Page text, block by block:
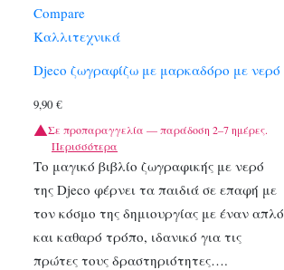
Compare
Καλλιτεχνικά
Djeco ζωγραφίζω με μαρκαδόρο με νερό
9,90 €
Σε προπαραγγελία — παράδοση 2–7 ημέρες.
Περισσότερα
Το μαγικό βιβλίο ζωγραφικής με νερό
της Djeco φέρνει τα παιδιά σε επαφή με
τον κόσμο της δημιουργίας με έναν απλό
και καθαρό τρόπο, ιδανικό για τις
πρώτες τους δραστηριότητες….